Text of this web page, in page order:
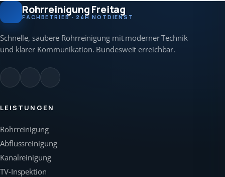
Rohrreinigung Freitag
FACHBETRIEB · 24H NOTDIENST
Schnelle, saubere Rohrreinigung mit moderner Technik
und klarer Kommunikation. Bundesweit erreichbar.
LEISTUNGEN
Rohrreinigung
Abflussreinigung
Kanalreinigung
TV-Inspektion